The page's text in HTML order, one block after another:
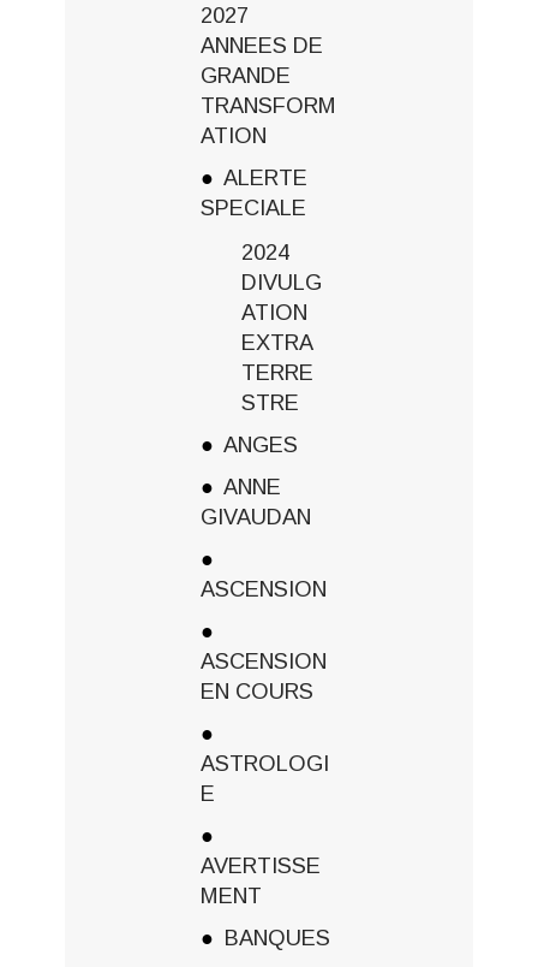
2027
ANNEES DE
GRANDE
TRANSFORM
ATION
ALERTE
SPECIALE
2024
DIVULG
ATION
EXTRA
TERRE
STRE
ANGES
ANNE
GIVAUDAN
ASCENSION
ASCENSION
EN COURS
ASTROLOGI
E
AVERTISSE
MENT
BANQUES